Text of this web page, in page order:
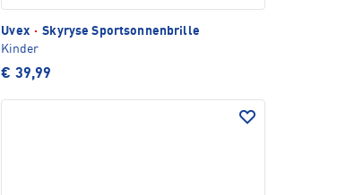
Uvex · Skyryse Sportsonnenbrille
Kinder
€ 39,99